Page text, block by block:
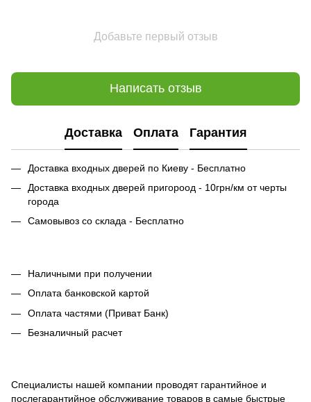
Добавьте первый отзыв
Написать отзыв
Доставка Оплата Гарантия
Доставка входных дверей по Киеву - Бесплатно
Доставка входных дверей пригороод - 10грн/км от черты
города
Самовывоз со склада - Бесплатно
Наличными при получении
Оплата банковской картой
Оплата частями (Приват Банк)
Безналичный расчет
Специалисты нашей компании проводят гарантийное и
послегарантийное обслуживание товаров в самые быстрые